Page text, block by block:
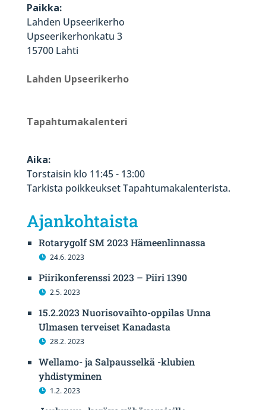
Paikka:
Lahden Upseerikerho
Upseerikerhonkatu 3
15700 Lahti
Lahden Upseerikerho
Tapahtumakalenteri
Aika:
Torstaisin klo 11:45 - 13:00
Tarkista poikkeukset Tapahtumakalenterista.
Ajankohtaista
Rotarygolf SM 2023 Hämeenlinnassa
24.6. 2023
Piirikonferenssi 2023 – Piiri 1390
2.5. 2023
15.2.2023 Nuorisovaihto-oppilas Unna
Ulmasen terveiset Kanadasta
28.2. 2023
Wellamo- ja Salpausselkä -klubien
yhdistyminen
1.2. 2023